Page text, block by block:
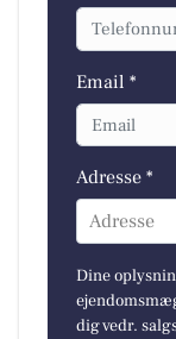
Email *
Adresse *
Adresse
Dine
dig vedr.